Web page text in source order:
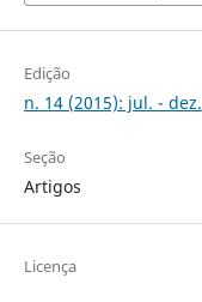
Edição
n. 14 (2015): jul. - dez.
Seção
Artigos
Licença